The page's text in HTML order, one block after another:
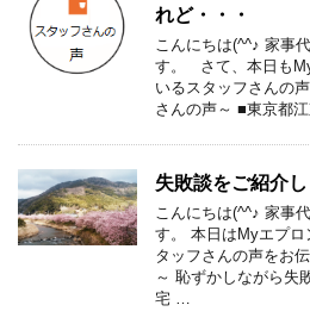
れど・・・
こんにちは(^^♪ 家事
す。 さて、本日も
いるスタッフさんの
さんの声～ ■東京都
失敗談をご紹介し
こんにちは(^^♪ 家事
す。 本日はMyエプ
タッフさんの声をお
～ 恥ずかしながら失
宅 …